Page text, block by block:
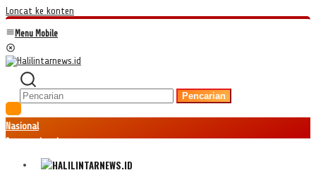
Loncat ke konten
Menu Mobile
Pencarian
Nasional
Internasional